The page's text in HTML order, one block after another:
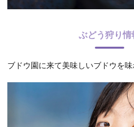
ぶどう狩り情
ブドウ園に来て美味しいブドウを味